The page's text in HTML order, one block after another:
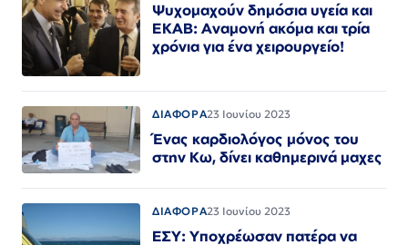
Ψυχομαχούν δημόσια υγεία και
ΕΚΑΒ: Αναμονή ακόμα και τρία
χρόνια για ένα χειρουργείο!
ΔΙΑΦΟΡΑ23 Ιουνίου 2023
Ένας καρδιολόγος μόνος του
στην Κω, δίνει καθημερινά μαχες
ΔΙΑΦΟΡΑ23 Ιουνίου 2023
ΕΣΥ: Υποχρέωσαν πατέρα να